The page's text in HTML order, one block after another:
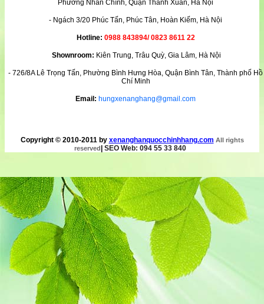
Phường Nhân Chính, Quận Thanh Xuân, Hà Nội
- Ngách 3/20 Phúc Tấn, Phúc Tân, Hoàn Kiếm, Hà Nội
Hotline: 0988 843894/ 0823 8611 22
Shownroom: Kiên Trung, Trâu Quỳ, Gia Lâm, Hà Nội
- 726/8A Lê Trọng Tấn, Phường Bình Hưng Hòa, Quận Bình Tân, Thành phố Hồ
Chí Minh
Email: hungxenanghang@gmail.com
Copyright © 2010-2011 by xenanghanquocchinhhang.com All rights
reserved SEO Web: 094 55 33 840